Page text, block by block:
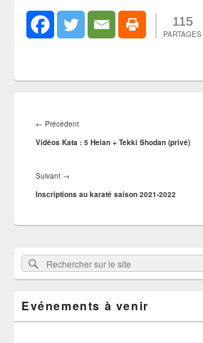
115
PARTAGES
de
l’article
← PrécédentArticle
précédent :
Vidéos Kata : 5 Heian + Tekki Shodan (privé)
Suivant →
suivant :
Inscriptions au karaté saison 2021-2022
Zone
principale
de
pour
Rechercher :
Rechercher
sur
site
Evénements à venir